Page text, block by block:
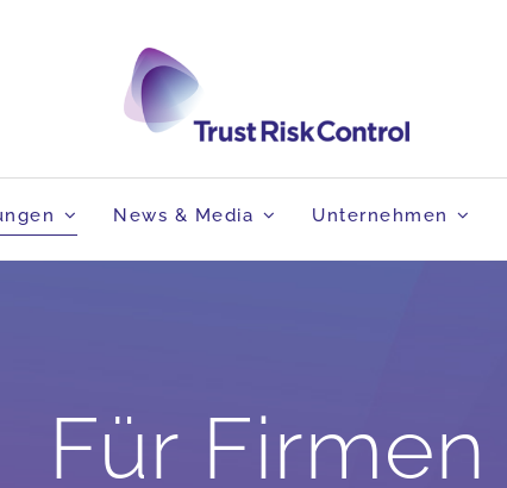
News & Media Unternehmen
Für Firmen